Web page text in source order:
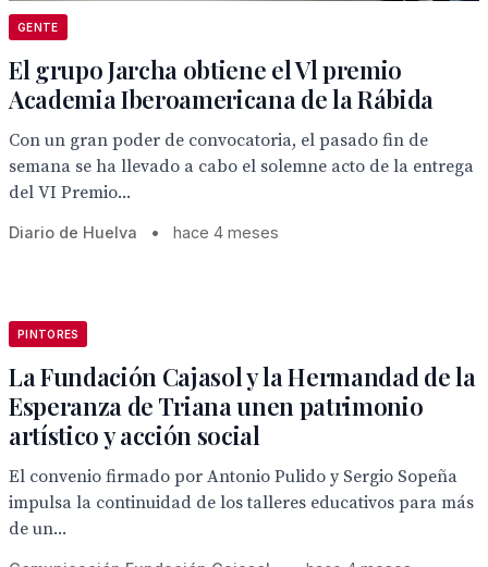
GENTE
El grupo Jarcha obtiene el Vl premio
Academia Iberoamericana de la Rábida
Con un gran poder de convocatoria, el pasado fin de
semana se ha llevado a cabo el solemne acto de la entrega
del VI Premio...
Diario de Huelva • hace 4 meses
PINTORES
La Fundación Cajasol y la Hermandad de la
Esperanza de Triana unen patrimonio
artístico y acción social
El convenio firmado por Antonio Pulido y Sergio Sopeña
impulsa la continuidad de los talleres educativos para más
de un...